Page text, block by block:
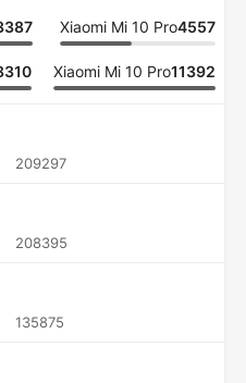
Xiaomi Mi 10 Pro4557
Xiaomi Mi 10 Pro11392
209297
208395
135875